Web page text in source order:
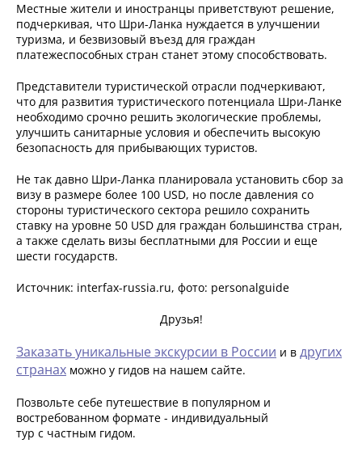
Местные жители и иностранцы приветствуют решение,
подчеркивая, что Шри-Ланка нуждается в улучшении
туризма, и безвизовый въезд для граждан
платежеспособных стран станет этому способствовать.
Представители туристической отрасли подчеркивают,
что для развития туристического потенциала Шри-Ланке
необходимо срочно решить экологические проблемы,
улучшить санитарные условия и обеспечить высокую
безопасность для прибывающих туристов.
Не так давно Шри-Ланка планировала установить сбор за
визу в размере более 100 USD, но после давления со
стороны туристического сектора решило сохранить
ставку на уровне 50 USD для граждан большинства стран,
а также сделать визы бесплатными для России и еще
шести государств.
Источник: interfax-russia.ru, фото: personalguide
Друзья!
Заказать уникальные экскурсии в России и в других
странах можно у гидов на нашем сайте.
Позвольте себе путешествие в популярном и
востребованном формате - индивидуальный
тур с частным гидом.